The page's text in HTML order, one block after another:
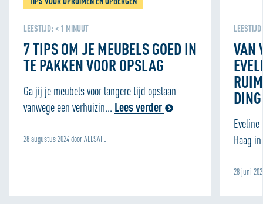
bieden. We delen informatie over je gebruik van onze site
met onze partners voor social media, adverteren en
analyse zodat we ook buiten onze website een
persoonlijke ervaring kunnen bieden. Voor meer
informatie over hoe wij cookies gebruiken, bekijk onze
Cookie Policy
LEESTIJD: < 1 MINUUT
7 TIPS OM JE MEUBELS GOED IN
TE PAKKEN VOOR OPSLAG
Ga jij je meubels voor langere tijd opslaan
vanwege een verhuizin... Lees verder
28 augustus 2024 door ALLSAFE
VAN
Haag
28 juni